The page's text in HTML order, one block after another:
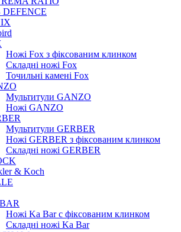
DEFENCE
Ножі Fox з фіксованим клинком
Складні ножі Fox
Точильні камені Fox
Мультитули GANZO
Ножі GANZO
Мультитули GERBER
Ножі GERBER з фіксованим клинком
Складні ножі GERBER
& Koch
Ножі Ka Bar c фіксованим клинком
Складні ножі Ka Bar